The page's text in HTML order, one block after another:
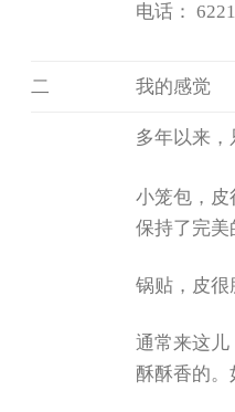
电话：
二 我的感觉
多年以来
小笼包，皮
保持了完美
锅贴，皮很
通常来这儿
酥酥香的。